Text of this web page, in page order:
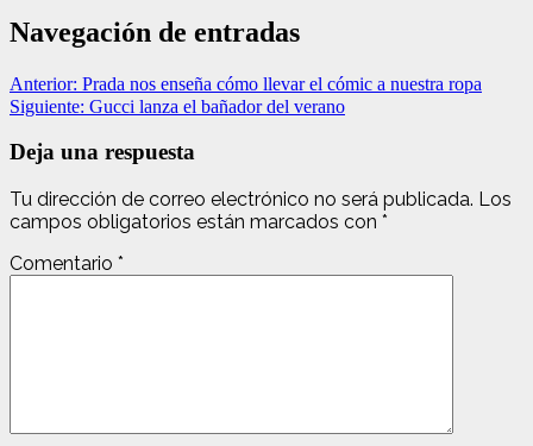
Navegación de entradas
Anterior: Prada nos enseña cómo llevar el cómic a nuestra ropa
Siguiente: Gucci lanza el bañador del verano
Deja una respuesta
Tu dirección de correo electrónico no será publicada. Los
campos obligatorios están marcados con *
Comentario *